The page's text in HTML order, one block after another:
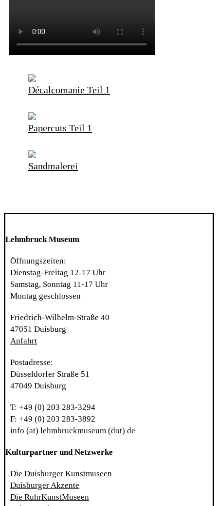
Décalcomanie Teil 1
Papercuts Teil 1
Sandmalerei
Lehmbruck Museum
Öffnungszeiten:
Dienstag-Freitag 12-17 Uhr
Samstag, Sonntag 11-17 Uhr
Montag geschlossen
Friedrich-Wilhelm-Straße 40
47051 Duisburg
Anfahrt
Postadresse:
Düsseldorfer Straße 51
47049 Duisburg
T: +49 (0) 203 283-3294
F: +49 (0) 203 283-3892
info (at) lehmbruckmuseum (dot) de
Kulturpartner und Netzwerke
Die Duisburger Kunstmuseen
Duisburger Akzente
Die RuhrKunstMuseen